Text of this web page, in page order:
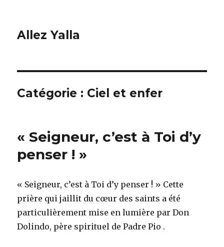
Allez Yalla
Catégorie : Ciel et enfer
« Seigneur, c’est à Toi d’y
penser ! »
« Seigneur, c’est à Toi d’y penser ! » Cette
prière qui jaillit du cœur des saints a été
particulièrement mise en lumière par Don
Dolindo, père spirituel de Padre Pio .